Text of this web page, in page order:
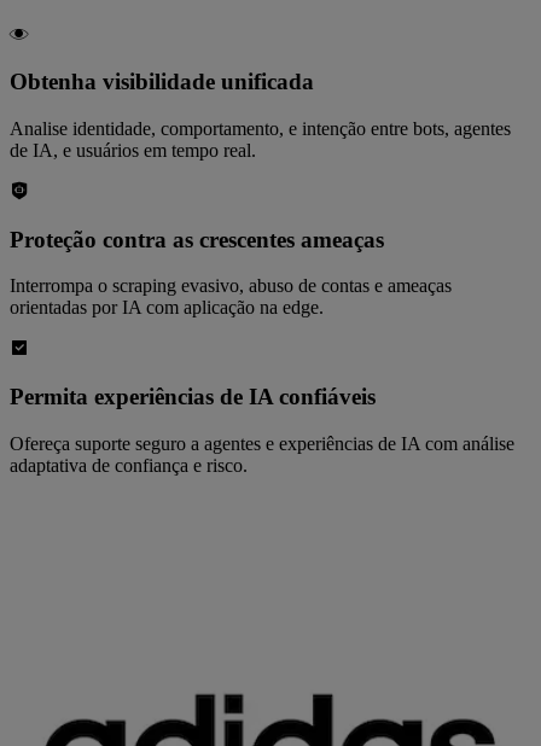
Obtenha visibilidade unificada
Analise identidade, comportamento, e intenção entre bots, agentes
de IA, e usuários em tempo real.
Proteção contra as crescentes ameaças
Interrompa o scraping evasivo, abuso de contas e ameaças
orientadas por IA com aplicação na edge.
Permita experiências de IA confiáveis
Ofereça suporte seguro a agentes e experiências de IA com análise
adaptativa de confiança e risco.